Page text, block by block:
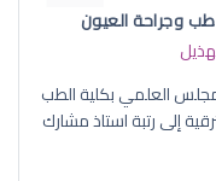
وجراحة العيون
العلمي بكلية الطب
إلى رتبة استاذ مشارك